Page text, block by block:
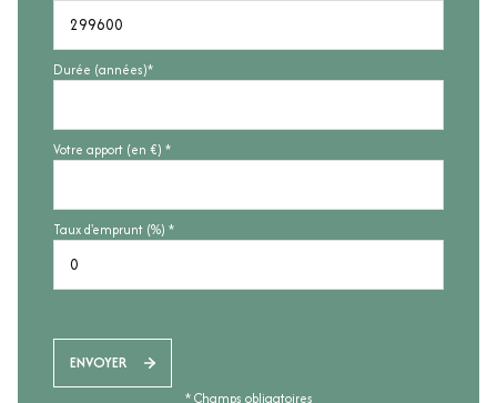
Durée (années)*
Votre apport (en €) *
Taux d'emprunt (%) *
ENVOYER
* Champs obligatoires